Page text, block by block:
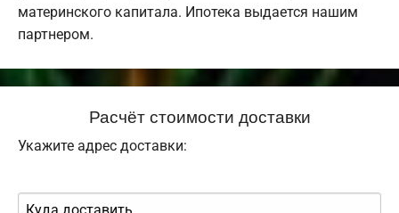
материнского капитала. Ипотека выдается нашим
партнером.
Расчёт стоимости доставки
Укажите адрес доставки: